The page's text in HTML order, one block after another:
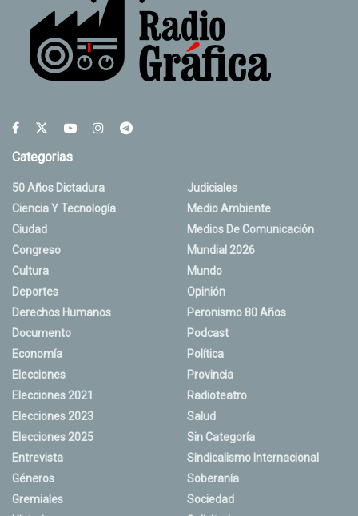
Categorias
50 Años Dictadura
Ciencia Y Tecnología
Ciudad
Congreso
Cultura
Deportes
Derechos Humanos
Documento
Economía
Elecciones
Elecciones 2021
Elecciones 2023
Elecciones 2025
Entrevista
Géneros
Gremiales
Judiciales
Medio Ambiente
Medios De Comunicación
Mundial 2026
Mundo
Opinión
Peronismo 80 Años
Podcast
Política
Provincia
Radioteatro
Salud
Sin Categoría
Sindicalismo Internacional
Soberanía
Sociedad